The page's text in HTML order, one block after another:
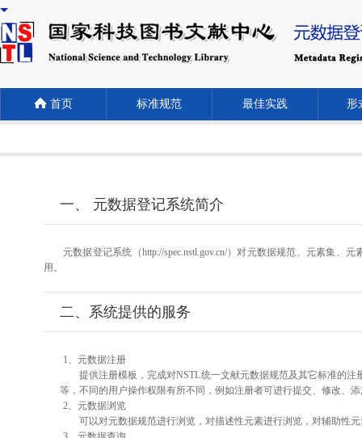
首页 标准规范 最佳实践 形
一、 元数据登记系统简介
元数据登记系统（http://spec.nstl.gov.cn/）对元数据规范、元素集
用。
二、系统提供的服务
1、元数据注册
提供注册模板，完成对NSTL统一文献元数据规范及其它标准的
等，不同的用户操作权限有所不同，例如注册者可进行提交、修改、
2、元数据浏览
可以对元数据规范进行浏览，对描述性元素进行浏览，对辅助性